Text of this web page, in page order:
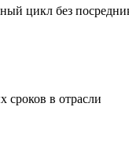
цикл без
сроков в отрасли